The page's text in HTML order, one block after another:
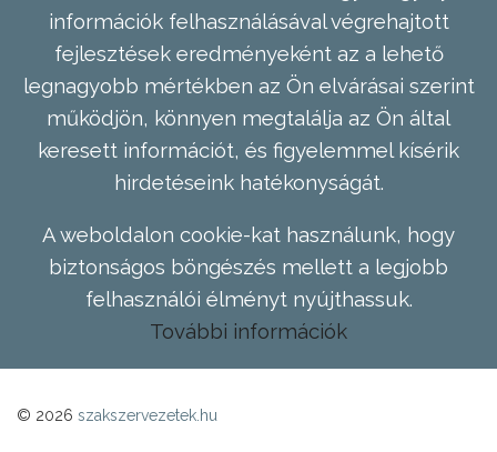
információk felhasználásával végrehajtott
fejlesztések eredményeként az a lehető
legnagyobb mértékben az Ön elvárásai szerint
működjön, könnyen megtalálja az Ön által
keresett információt, és figyelemmel kísérik
hirdetéseink hatékonyságát.
A weboldalon cookie-kat használunk, hogy
biztonságos böngészés mellett a legjobb
felhasználói élményt nyújthassuk.
További információk
© 2026 szakszervezetek.hu